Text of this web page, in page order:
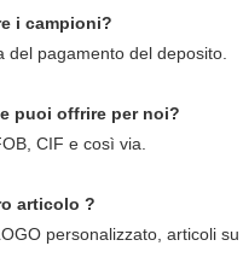
i campioni?
pagamento del deposito.
puoi offrire per noi?
CIF e così via.
articolo ?
personalizzato, articoli